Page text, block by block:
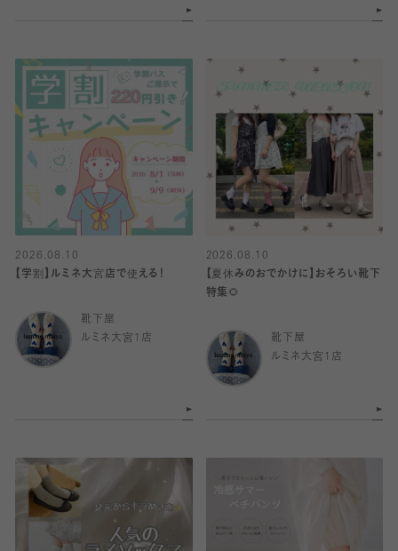
2026.08.10
【学割】ルミネ大宮店で使える！
靴下屋
ルミネ大宮1店
2026.08.10
【夏休みのおでかけに】おそろい靴下
特集🌻
靴下屋
ルミネ大宮1店